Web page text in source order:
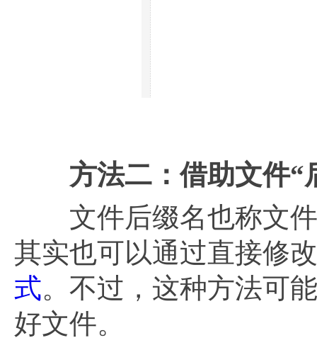
方法二：借助文件“
文件后缀名也称文件
其实也可以通过直接修
式。不过，这种方法可
好文件。